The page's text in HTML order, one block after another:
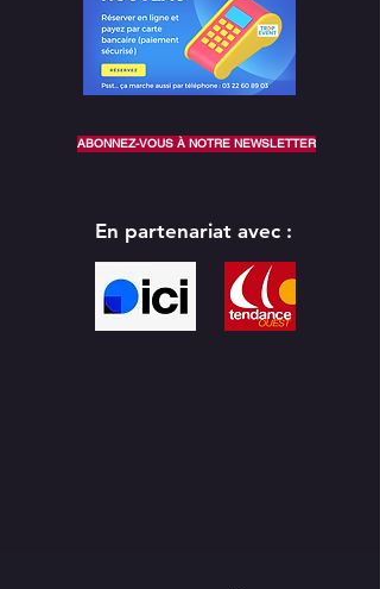
ABONNEZ-VOUS À NOTRE NEWSLETTER
En partenariat avec :